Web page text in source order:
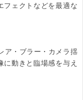
フェクトなどを最適な
ア・ブラー・カメラ揺
動きと臨場感を与え